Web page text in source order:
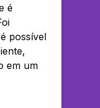
é
possível
em um